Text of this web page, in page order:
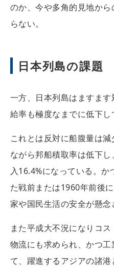
のか、今や多角的見地か
らない。
日本列島の課題
一方、日本列島はますま
給率も極度なまでに低下し
これとは反対に船腹量は
ながら邦船積取率は低下
入16.4%になっている。
た戦前または1960年前後
家や国民生活の安全が懸念
また平成大不況になりコ
物流にも求められ、かつ
て、躍進するアジアの諸